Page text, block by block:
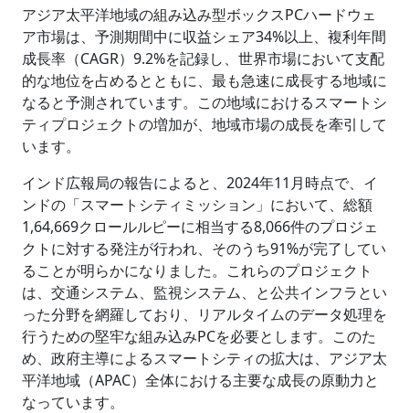
アジア太平洋地域の組み込み型ボックスPCハードウェ
ア市場は、予測期間中に収益シェア34%以上、複利年間
成長率（CAGR）9.2%を記録し、世界市場において支配
的な地位を占めるとともに、最も急速に成長する地域に
なると予測されています。この地域におけるスマートシ
ティプロジェクトの増加が、地域市場の成長を牽引して
います。
インド広報局の報告によると、2024年11月時点で、イ
ンドの「スマートシティミッション」において、総額
1,64,669クロールルピーに相当する8,066件のプロジェ
クトに対する発注が行われ、そのうち91%が完了してい
ることが明らかになりました。これらのプロジェクト
は、交通システム、監視システム、と公共インフラとい
った分野を網羅しており、リアルタイムのデータ処理を
行うための堅牢な組み込みPCを必要とします。このた
め、政府主導によるスマートシティの拡大は、アジア太
平洋地域（APAC）全体における主要な成長の原動力と
なっています。